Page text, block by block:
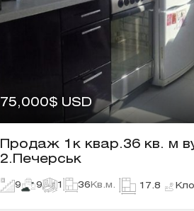
75,000$ USD
Продаж 1к квар.36 кв. м
2.Печерськ
9 9 1 36 Кв.м. 17.8